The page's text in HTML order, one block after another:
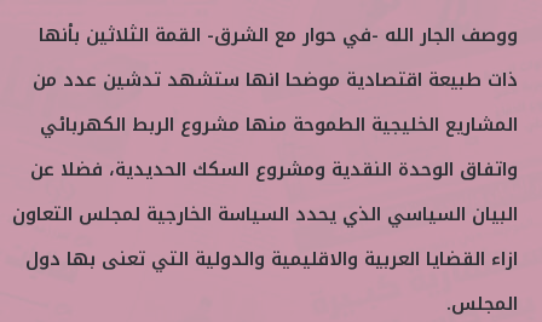
ووصف الجار الله -في حوار مع الشرق- القمة الثلاثين بأنها
ذات طبيعة اقتصادية موضحا انها ستشهد تدشين عدد من
المشاريع الخليجية الطموحة منها مشروع الربط الكهربائي
واتفاق الوحدة النقدية ومشروع السكك الحديدية، فضلا عن
البيان السياسي الذي يحدد السياسة الخارجية لمجلس التعاون
ازاء القضايا العربية والاقليمية والدولية التي تعنى بها دول
المجلس.